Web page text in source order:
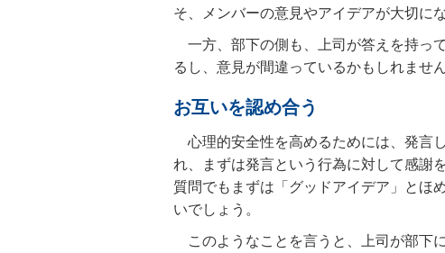
そ、メンバーの意見やアイデアが大切に
一方、部下の側も、上司が答えを持っ
るし、意見が間違っているかもしれませ
お互いを認め合う
心理的安全性を高めるためには、発言
れ、まずは発言という行為に対して感謝
質問でもまずは「グッドアイデア」とほ
いでしょう。
このようなことを言うと、上司が部下